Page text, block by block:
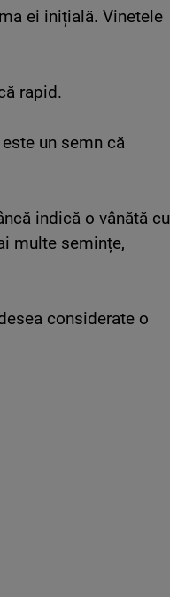
ei inițială. Vinetele
rapid.
un semn că
indică o vânătă cu
multe semințe,
considerate o